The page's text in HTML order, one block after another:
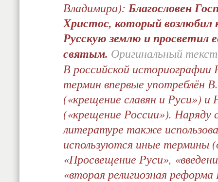
Владимира): Благословен
Христос, который возлюбил
Русскую землю и просветил
святым. Оригинальный
В российской историографии
термин впервые употреблён
(«крещение славян и Руси»)
(«крещение России»). Наряду
литературе также
используются иные термины
«Просвещение Руси»,
«вторая религиозная